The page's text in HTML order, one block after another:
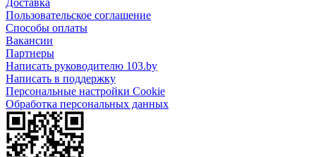
Пользовательское соглашение
Способы оплаты
Вакансии
Партнеры
Написать руководителю 103.by
Написать в поддержку
Персональные настройки Cookie
Обработка персональных данных